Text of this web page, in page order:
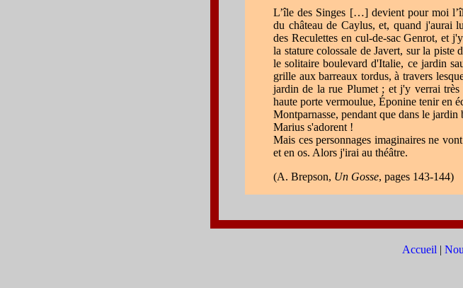
L’île des Singes […] devient pour moi
du château de Caylus, et, quand j'aurai lu
des Reculettes en cul-de-sac Genrot, et
la stature colossale de Javert, sur la
le solitaire boulevard d'Italie, ce jardin
grille aux barreaux tordus, à travers
jardin de la rue Plumet ; et j'y verrai
haute porte vermoulue, Éponine tenir en
Montparnasse, pendant que dans le
Marius s'adorent !
Mais ces personnages imaginaires ne
et en os. Alors j'irai au théâtre.
(A. Brepson, Un Gosse, pages 143-144)
Accueil |